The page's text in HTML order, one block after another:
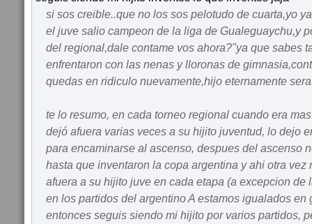
si sos creible..que no los sos pelotudo de cuarta,yo
el juve salio campeon de la liga de Gualeguaychu,y
del regional,dale contame vos ahora?"ya que sabes
enfrentaron con las nenas y lloronas de
quedas en ridiculo nuevamente,hijo eternamente
te lo resumo, en cada torneo regional cuando era
dejó afuera varias veces a su hijito juventud, lo dejo
para encaminarse al ascenso, despues del ascenso
hasta que inventaron la copa argentina y ahi otra vez
afuera a su hijito juve en cada etapa (a excepcion de
en los partidos del argentino A estamos igualados en
entonces seguis siendo mi hijito por varios partidos,